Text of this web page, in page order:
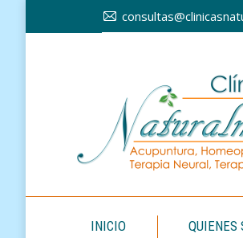
INICIO QUIENES